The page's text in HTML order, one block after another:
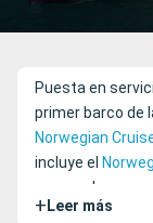
Puesta en
primer barco de
Norwegian
incluye el
sus
nuevas
+ Leer más